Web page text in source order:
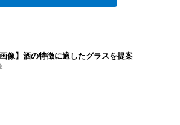
画像】酒の特徴に適したグラスを提案